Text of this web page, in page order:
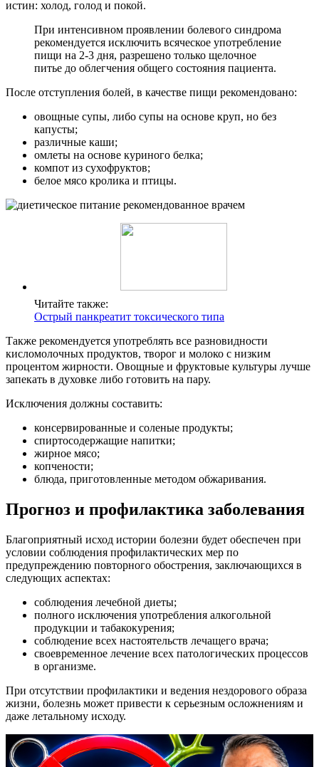
истин: холод, голод и покой.
При интенсивном проявлении болевого синдрома
рекомендуется исключить всяческое употребление
пищи на 2-3 дня, разрешено только щелочное
питье до облегчения общего состояния пациента.
После отступления болей, в качестве пищи рекомендовано:
овощные супы, либо супы на основе круп, но без
капусты;
различные каши;
омлеты на основе куриного белка;
компот из сухофруктов;
белое мясо кролика и птицы.
Читайте также:
Острый панкреатит токсического типа
Также рекомендуется употреблять все разновидности
кисломолочных продуктов, творог и молоко с низким
процентом жирности. Овощные и фруктовые культуры лучше
запекать в духовке либо готовить на пару.
Исключения должны составить:
консервированные и соленые продукты;
спиртосодержащие напитки;
жирное мясо;
копчености;
блюда, приготовленные методом обжаривания.
Прогноз и профилактика заболевания
Благоприятный исход истории болезни будет обеспечен при
условии соблюдения профилактических мер по
предупреждению повторного обострения, заключающихся в
следующих аспектах:
соблюдения лечебной диеты;
полного исключения употребления алкогольной
продукции и табакокурения;
соблюдение всех настоятельств лечащего врача;
своевременное лечение всех патологических процессов
в организме.
При отсутствии профилактики и ведения нездорового образа
жизни, болезнь может привести к серьезным осложнениям и
даже летальному исходу.